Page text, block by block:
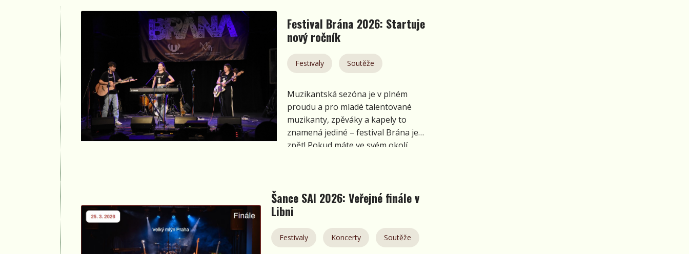
Festival Brána 2026: Startuje
nový ročník
Festivaly Soutěže
Muzikantská sezóna je v plném
proudu a pro mladé talentované
muzikanty, zpěváky a kapely to
znamená jediné – festival Brána je
zpět! Pokud máte ve svém okolí
Breit , kteří vyhráli loňský ročník a
také Dětskou Portu, pro ně mají
Na jejich videopozvánku se můžete
podívat na našífacebookové stránce
Šance SAI 2026: Veřejné finále v
Libni
Festivaly Koncerty Soutěže